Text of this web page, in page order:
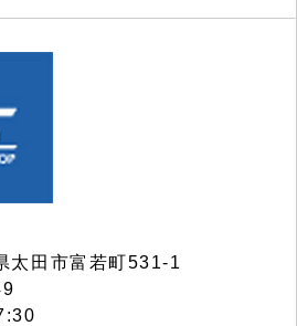
田市富若町531-1